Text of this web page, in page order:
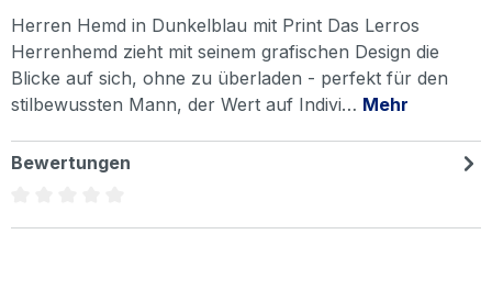
Herren Hemd in Dunkelblau mit Print Das Lerros
Herrenhemd zieht mit seinem grafischen Design die
Blicke auf sich, ohne zu überladen - perfekt für den
stilbewussten Mann, der Wert auf Indivi… Mehr
Bewertungen